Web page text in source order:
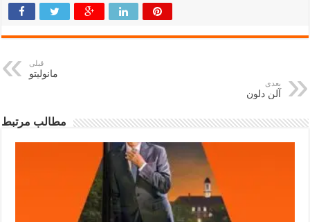
قبلی
مانولیتو
بعدی
آلن دلون
مطالب مرتبط